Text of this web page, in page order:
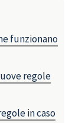
funzionano
regole
in caso